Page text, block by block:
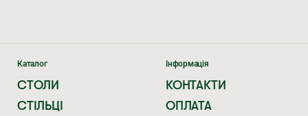
Каталог
СТОЛИ
СТІЛЬЦІ
Інформація
КОНТАКТИ
ОПЛАТА